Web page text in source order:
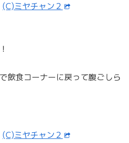
(C)ミヤチャン２
飲食コーナーに戻って腹ごしら
(C)ミヤチャン２